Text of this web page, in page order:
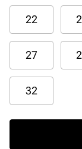
22
27
32